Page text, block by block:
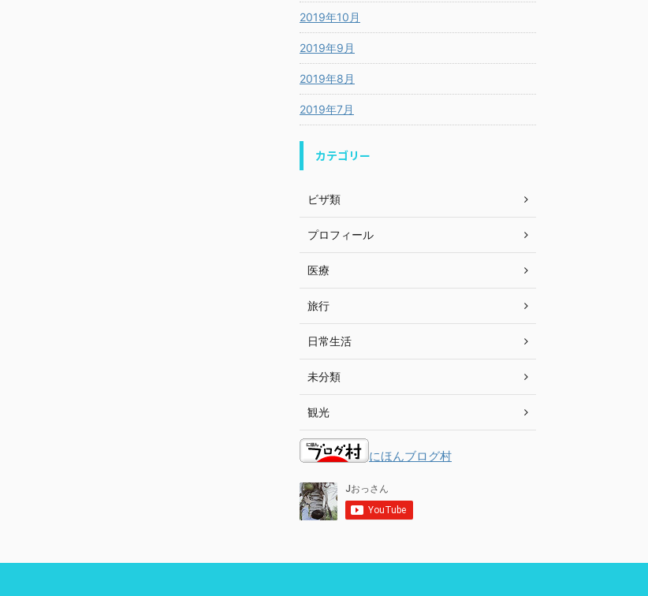
2019年10月
2019年9月
2019年8月
2019年7月
カテゴリー
ビザ類
プロフィール
医療
旅行
日常生活
未分類
観光
にほんブログ村